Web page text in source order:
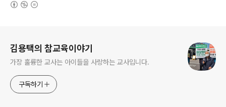
김용택의 참교육이야기
가장 훌륭한 교사는 아이들을 사랑하는 교사입니다.
구독하기